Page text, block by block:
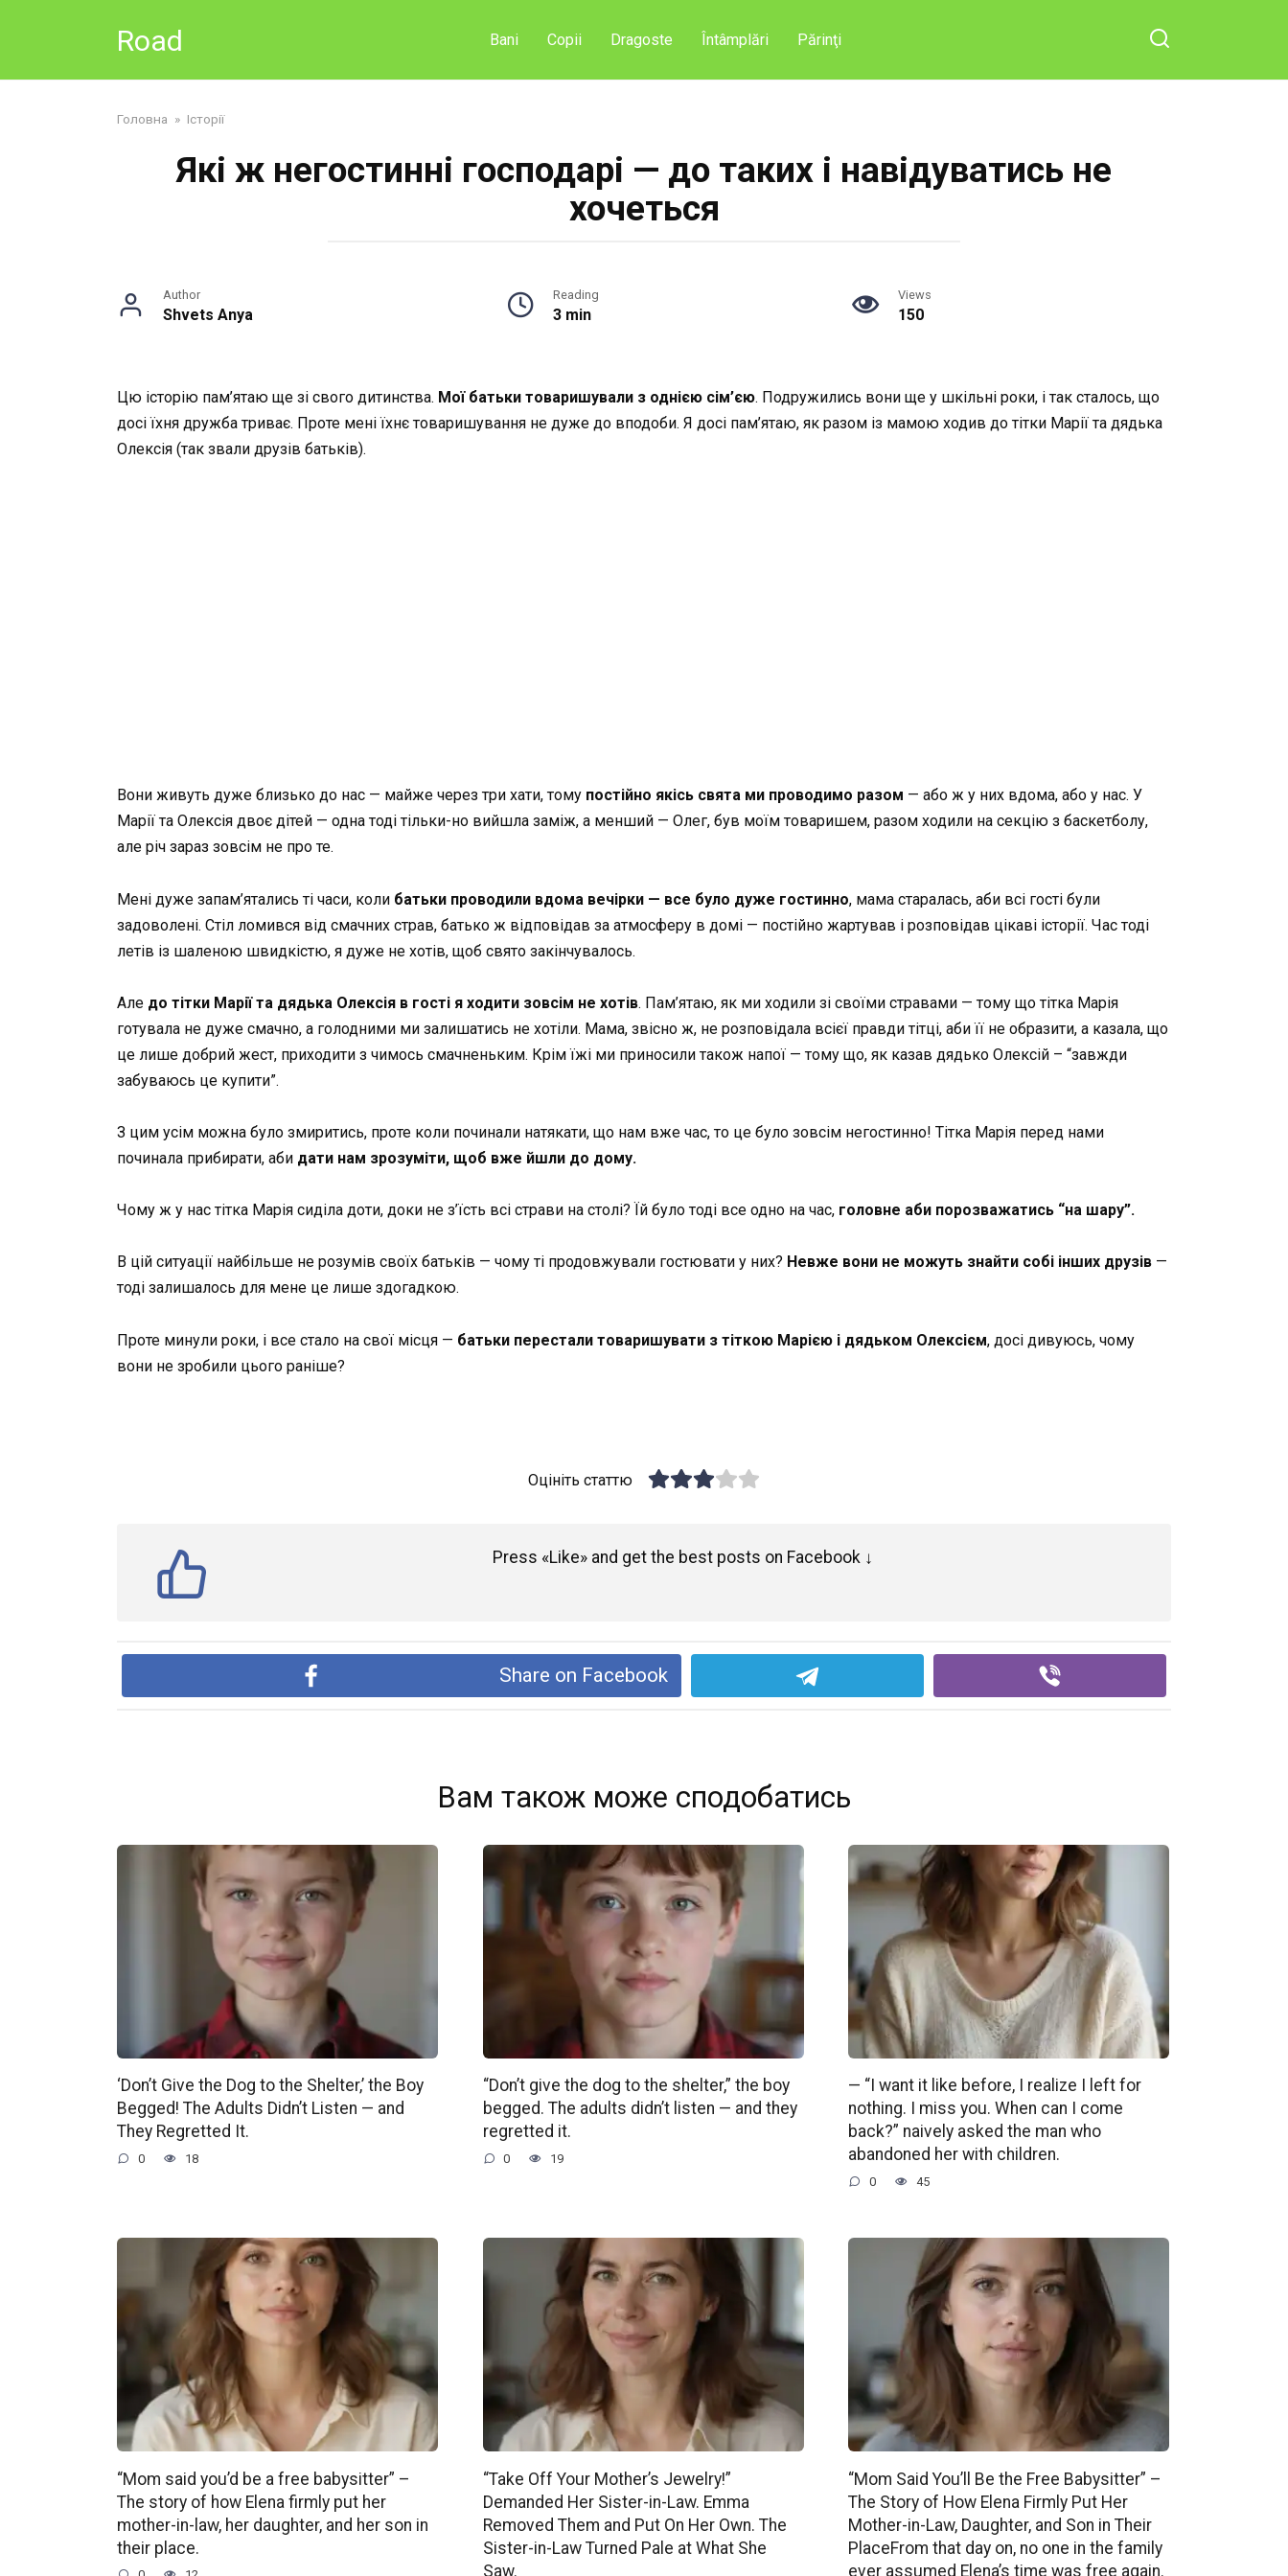
Road Bani Copii Dragoste Întâmplări Părinţi
Головна » Історії
Які ж негостинні господарі — до таких і навідуватись не
хочеться
Author
Shvets Anya
Reading
3 min
Views
150
Цю історію пам’ятаю ще зі свого дитинства. Мої батьки товаришували з однією сім’єю. Подружились вони ще у шкільні роки, і так сталось, що
досі їхня дружба триває. Проте мені їхнє товаришування не дуже до вподоби. Я досі пам’ятаю, як разом із мамою ходив до тітки Марії та дядька
Олексія (так звали друзів батьків).
Вони живуть дуже близько до нас — майже через три хати, тому постійно якісь свята ми проводимо разом — або ж у них вдома, або у нас. У
Марії та Олексія двоє дітей — одна тоді тільки-но вийшла заміж, а менший — Олег, був моїм товаришем, разом ходили на секцію з баскетболу,
але річ зараз зовсім не про те.
Мені дуже запам’ятались ті часи, коли батьки проводили вдома вечірки — все було дуже гостинно, мама старалась, аби всі гості були
задоволені. Стіл ломився від смачних страв, батько ж відповідав за атмосферу в домі — постійно жартував і розповідав цікаві історії. Час тоді
летів із шаленою швидкістю, я дуже не хотів, щоб свято закінчувалось.
Але до тітки Марії та дядька Олексія в гості я ходити зовсім не хотів. Пам’ятаю, як ми ходили зі своїми стравами — тому що тітка Марія
готувала не дуже смачно, а голодними ми залишатись не хотіли. Мама, звісно ж, не розповідала всієї правди тітці, аби її не образити, а казала, що
це лише добрий жест, приходити з чимось смачненьким. Крім їжі ми приносили також напої — тому що, як казав дядько Олексій – “завжди
забуваюсь це купити”.
З цим усім можна було змиритись, проте коли починали натякати, що нам вже час, то це було зовсім негостинно! Тітка Марія перед нами
починала прибирати, аби дати нам зрозуміти, щоб вже йшли до дому.
Чому ж у нас тітка Марія сиділа доти, доки не з’їсть всі страви на столі? Їй було тоді все одно на час, головне аби порозважатись “на шару”.
В цій ситуації найбільше не розумів своїх батьків — чому ті продовжували гостювати у них? Невже вони не можуть знайти собі інших друзів —
тоді залишалось для мене це лише здогадкою.
Проте минули роки, і все стало на свої місця — батьки перестали товаришувати з тіткою Марією і дядьком Олексієм, досі дивуюсь, чому
вони не зробили цього раніше?
Оцініть статтю
Press «Like» and get the best posts on Facebook ↓
Share on Facebook
Вам також може сподобатись
‘Don’t Give the Dog to the Shelter,’ the Boy
Begged! The Adults Didn’t Listen — and
They Regretted It.
0 18
“Don’t give the dog to the shelter,” the boy
begged. The adults didn’t listen — and they
regretted it.
0 19
— “I want it like before, I realize I left for
nothing. I miss you. When can I come
back?” naively asked the man who
abandoned her with children.
0 45
“Mom said you’d be a free babysitter” –
The story of how Elena firmly put her
mother-in-law, her daughter, and her son in
their place.
“Take Off Your Mother’s Jewelry!”
Demanded Her Sister-in-Law. Emma
Removed Them and Put On Her Own. The
Sister-in-Law Turned Pale at What She
Saw.
“Mom Said You’ll Be the Free Babysitter” –
The Story of How Elena Firmly Put Her
Mother-in-Law, Daughter, and Son in Their
PlaceFrom that day on, no one in the family
ever assumed Elena’s time was free again.